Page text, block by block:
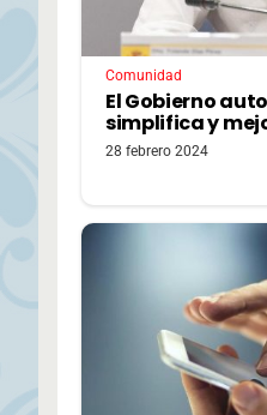
Comunidad
El Gobierno
simplifica y
28 febrero 2024